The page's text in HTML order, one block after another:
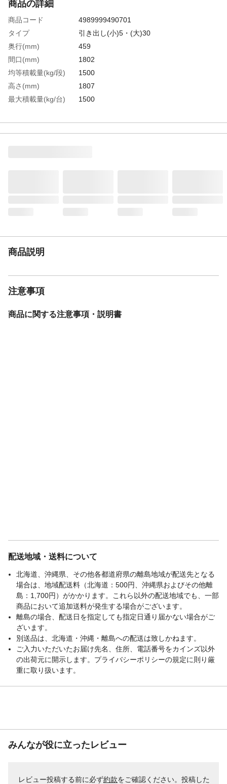
商品の詳細
商品コード
4989999490701
タイプ
引き出し(小)5・(大)30
奥行(mm)
459
間口(mm)
1802
均等積載量(kg/段)
1500
高さ(mm)
1807
最大積載量(kg/台)
1500
棚段数(段)
8
商品説明
注意事項
商品に関する注意事項・説明書
配送地域・送料について
北海道、沖縄県、その他各都道府県の離島地域が配送先となる
場合は、地域配送料（北海道：500円、沖縄県およびその他離
島：1,700円）がかかります。これら以外の配送地域でも、一部
商品において追加送料が発生する場合がございます。
離島の場合、配送日を指定しても指定日通り届かない場合がご
ざいます。
別送品は、北海道・沖縄・離島への配送は致しかねます。
ご入力いただいたお届け先名、住所、電話番号をカインズ以外
の出荷元に開示します。プライバシーポリシーの規定に則り厳
重に取り扱います。
みんなが役に立ったレビュー
レビュー投稿する前に必ず約款をご確認ください。投稿した